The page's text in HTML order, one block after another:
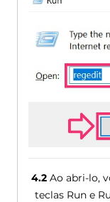
4.2 Ao abri-lo,
teclas Run e